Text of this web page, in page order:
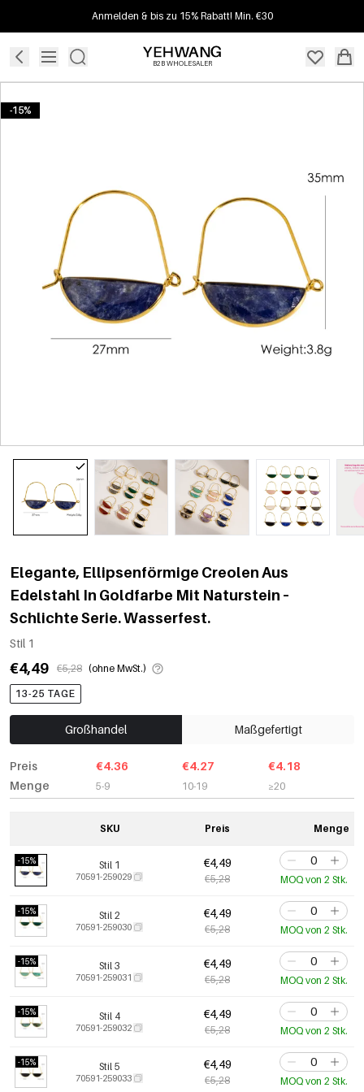
Anmelden & bis zu 15% Rabatt! Min. €30
B2B WHOLESALER
-15%
Elegante, Ellipsenförmige Creolen Aus
Edelstahl In Goldfarbe Mit Naturstein –
Schlichte Serie. Wasserfest.
Stil 1
€4,49 €5,28 (ohne MwSt.)
13-25 TAGE
Großhandel Maßgefertigt
Preis
Menge
€4.36
5-9
€4.27
10-19
€4.18
≥20
SKU Preis Menge
-15% Stil 1
70591-259029
€4,49
€5,28 MOQ von 2 Stk.
-15% Stil 2
70591-259030
€4,49
€5,28 MOQ von 2 Stk.
-15% Stil 3
70591-259031
€4,49
€5,28 MOQ von 2 Stk.
-15% Stil 4
70591-259032
€4,49
€5,28 MOQ von 2 Stk.
-15% Stil 5
70591-259033
€4,49
€5,28 MOQ von 2 Stk.